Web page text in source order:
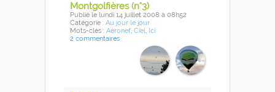
Montgolfières (n°3)
Publié le lundi 14 juillet 2008 à 08h52
Catégorie : Au jour le jour
Mots-clés : Aéronef, Ciel, Ici
2 commentaires